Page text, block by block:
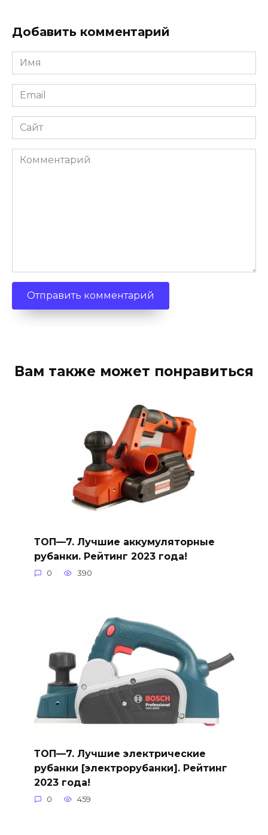
Добавить комментарий
Имя
Email
Сайт
Комментарий
Вам также может понравиться
ТОП—7. Лучшие аккумуляторные
рубанки. Рейтинг 2023 года!
0 390
ТОП—7. Лучшие электрические
рубанки [электрорубанки]. Рейтинг
2023 года!
0 459